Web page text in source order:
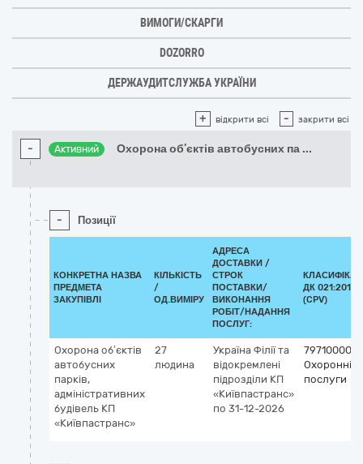
ВИМОГИ/СКАРГИ
DOZORRO
ДЕРЖАУДИТСЛУЖБА УКРАЇНИ
+ відкрити всі - закрити всі
- Активний Охорона об’єктів автобусних па ...
- Позиції
КОНКРЕТНА НАЗВА
ПРЕДМЕТА
ЗАКУПІВЛІ
КІЛЬКІСТЬ
/
ОД.ВИМІРУ
АДРЕСА
ДОСТАВКИ /
СТРОК
ПОСТАВКИ/
ВИКОНАННЯ
РОБІТ/НАДАННЯ
ПОСЛУГ:
ДК 021:2015
(CPV)
Охорона об’єктів
автобусних
парків,
адміністративних
будівель КП
«Київпастранс»
27
людина
Україна Філії та
відокремлені
підрозділи КП
«Київпастранс»
по 31-12-2026
79710000-4
Охоронні
послуги